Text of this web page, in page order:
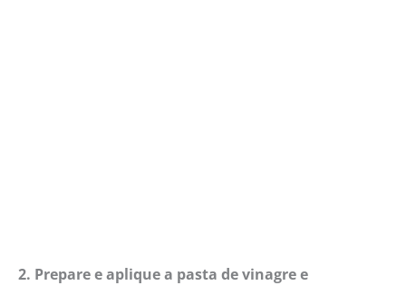
2. Prepare e aplique a pasta de vinagre e